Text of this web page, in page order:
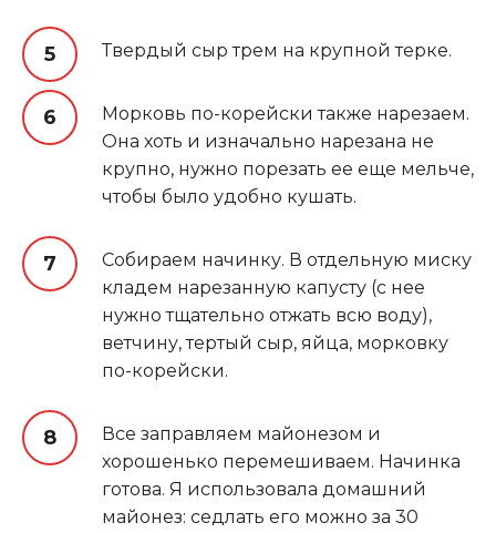
Твердый сыр трем на крупной терке.
Морковь по-корейски также нарезаем.
Она хоть и изначально нарезана не
крупно, нужно порезать ее еще мельче,
чтобы было удобно кушать.
Собираем начинку. В отдельную миску
кладем нарезанную капусту (с нее
нужно тщательно отжать всю воду),
ветчину, тертый сыр, яйца, морковку
по-корейски.
Все заправляем майонезом и
хорошенько перемешиваем. Начинка
готова. Я использовала домашний
майонез: седлать его можно за 30